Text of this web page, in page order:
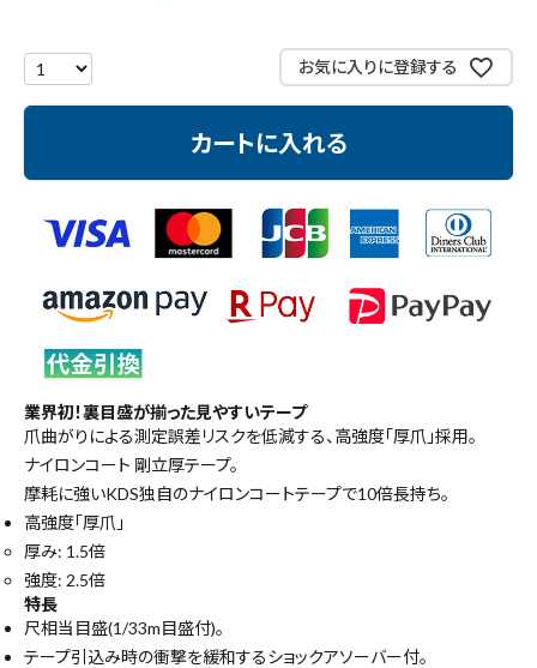
コンテンツ
お気に入りに登録する
カートに入れる
業界初！裏目盛が揃った見やすいテープ
爪曲がりによる測定誤差リスクを低減する、高強度「厚爪」採用。
ナイロンコート 剛立厚テープ。
摩耗に強いKDS独自のナイロンコートテープで10倍長持ち。
高強度「厚爪」
厚み: 1.5倍
強度: 2.5倍
特長
尺相当目盛(1/33m目盛付)。
テープ引込み時の衝撃を緩和するショックアソーバー付。